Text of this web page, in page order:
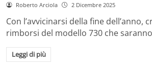
Roberto Arciola 2 Dicembre 2025
Con l’avvicinarsi della fine dell’anno,
rimborsi del modello 730 che
Leggi di più